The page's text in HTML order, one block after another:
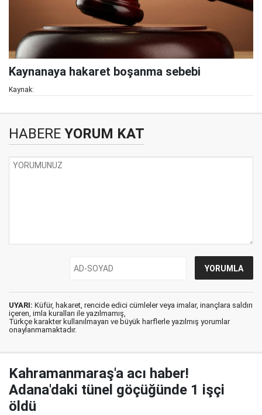
Kaynanaya hakaret boşanma sebebi
Kaynak:
HABERE YORUM KAT
UYARI: Küfür, hakaret, rencide edici cümleler veya imalar, inançlara saldırı
içeren, imla kuralları ile yazılmamış,
Türkçe karakter kullanılmayan ve büyük harflerle yazılmış yorumlar
onaylanmamaktadır.
Kahramanmaraş'a acı haber!
Adana'daki tünel göçüğünde 1 işçi
öldü